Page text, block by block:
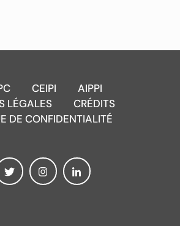
CEIPI
AIPPI
LÉGALES
CRÉDITS
DE CONFIDENTIALITÉ